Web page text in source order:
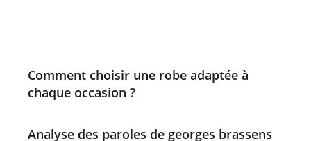
Comment choisir une robe adaptée à
chaque occasion ?
Analyse des paroles de georges brassens